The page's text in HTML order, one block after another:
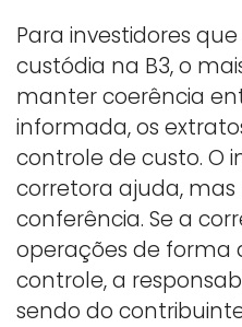
Para investidores
custódia na B3, o
manter coerência
informada, os
controle de custo. O
corretora ajuda, mas
conferência. Se a
operações de forma
controle, a
sendo do